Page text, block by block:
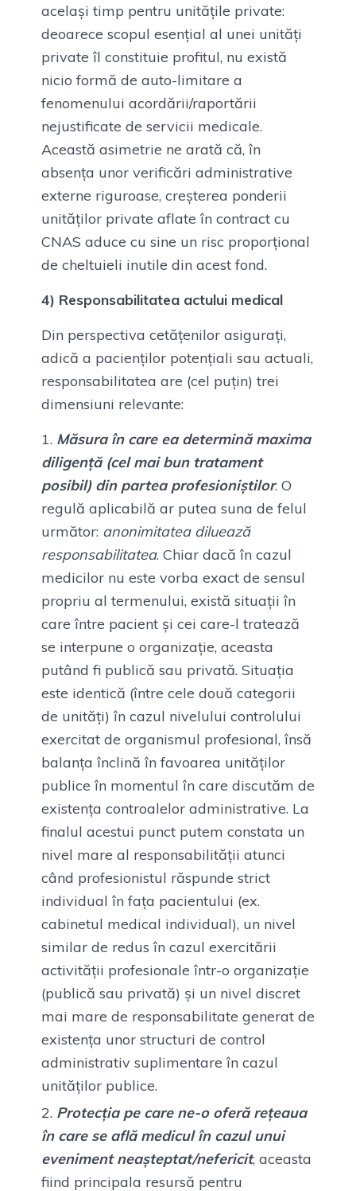
același timp pentru unitățile private:
deoarece scopul esențial al unei unități
private îl constituie profitul, nu există
nicio formă de auto-limitare a
fenomenului acordării/raportării
nejustificate de servicii medicale.
Această asimetrie ne arată că, în
absența unor verificări administrative
externe riguroase, creșterea ponderii
unităților private aflate în contract cu
CNAS aduce cu sine un risc proporțional
de cheltuieli inutile din acest fond.
4) Responsabilitatea actului medical
Din perspectiva cetățenilor asigurați,
adică a pacienților potențiali sau actuali,
responsabilitatea are (cel puțin) trei
dimensiuni relevante:
Măsura în care ea determină maxima
diligență (cel mai bun tratament
posibil) din partea profesioniștilor. O
regulă aplicabilă ar putea suna de felul
următor: anonimitatea diluează
responsabilitatea. Chiar dacă în cazul
medicilor nu este vorba exact de sensul
propriu al termenului, există situații în
care între pacient și cei care-l tratează
se interpune o organizație, aceasta
putând fi publică sau privată. Situația
este identică (între cele două categorii
de unități) în cazul nivelului controlului
exercitat de organismul profesional, însă
balanța înclină în favoarea unităților
publice în momentul în care discutăm de
existența controalelor administrative. La
finalul acestui punct putem constata un
nivel mare al responsabilității atunci
când profesionistul răspunde strict
individual în fața pacientului (ex.
cabinetul medical individual), un nivel
similar de redus în cazul exercitării
activității profesionale într-o organizație
(publică sau privată) și un nivel discret
mai mare de responsabilitate generat de
existența unor structuri de control
administrativ suplimentare în cazul
unităților publice.
Protecția pe care ne-o oferă rețeaua
în care se află medicul în cazul unui
eveniment neașteptat/nefericit, aceasta
fiind principala resursă pentru